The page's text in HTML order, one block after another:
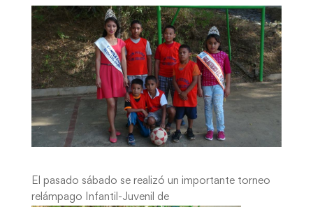
El pasado sábado se realizó un importante torneo
relámpago Infantil-Juvenil de